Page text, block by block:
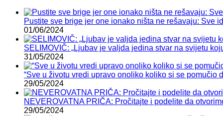
Pustite sve brige jer one ionako ništa ne rešavaju: Sve
01/06/2024
SELIMOVIČ: „Ljubav je valjda jedina stvar na svijetu
31/05/2024
“Sve u životu vredi upravo onoliko koliko si se pomučio
29/05/2024
NEVEROVATNA PRIČA: Pročitajte i podelite da
29/05/2024